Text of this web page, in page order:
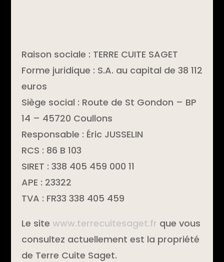
Raison sociale : TERRE CUITE SAGET
Forme juridique : S.A. au capital de 38 112
euros
Siège social : Route de St Gondon – BP
14 – 45720 Coullons
Responsable : Éric JUSSELIN
RCS : 86 B 103
SIRET : 338 405 459 000 11
APE : 23322
TVA : FR33 338 405 459
Le site www.terrecuitesaget.fr que vous
consultez actuellement est la propriété
de Terre Cuite Saget.